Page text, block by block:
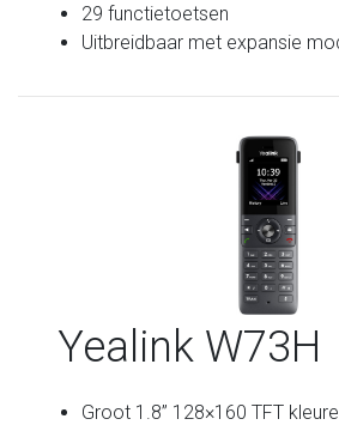
29 functietoetsen
Uitbreidbaar met expansie
Yealink W73H
Groot 1.8” 128×160 TFT